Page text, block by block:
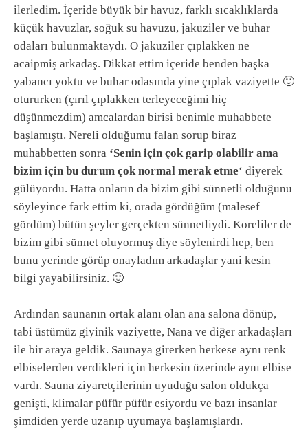
ilerledim. İçeride büyük bir havuz, farklı sıcaklıklarda
küçük havuzlar, soğuk su havuzu, jakuziler ve buhar
odaları bulunmaktaydı. O jakuziler çıplakken ne
acaipmiş arkadaş. Dikkat ettim içeride benden başka
yabancı yoktu ve buhar odasında yine çıplak vaziyette 🙂
otururken (çırıl çıplakken terleyeceğimi hiç
düşünmezdim) amcalardan birisi benimle muhabbete
başlamıştı. Nereli olduğumu falan sorup biraz
muhabbetten sonra ‘Senin için çok garip olabilir ama
bizim için bu durum çok normal merak etme‘ diyerek
gülüyordu. Hatta onların da bizim gibi sünnetli olduğunu
söyleyince fark ettim ki, orada gördüğüm (malesef
gördüm) bütün şeyler gerçekten sünnetliydi. Koreliler de
bizim gibi sünnet oluyormuş diye söylenirdi hep, ben
bunu yerinde görüp onayladım arkadaşlar yani kesin
bilgi yayabilirsiniz. 🙂
Ardından saunanın ortak alanı olan ana salona dönüp,
tabi üstümüz giyinik vaziyette, Nana ve diğer arkadaşları
ile bir araya geldik. Saunaya girerken herkese aynı renk
elbiselerden verdikleri için herkesin üzerinde aynı elbise
vardı. Sauna ziyaretçilerinin uyuduğu salon oldukça
genişti, klimalar püfür püfür esiyordu ve bazı insanlar
şimdiden yerde uzanıp uyumaya başlamışlardı.